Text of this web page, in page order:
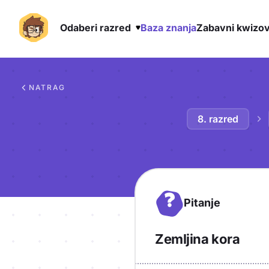
Odaberi razred Baza znanjaZabavni
NATRAG
8. razred
? Pitanje
Zemljina kora